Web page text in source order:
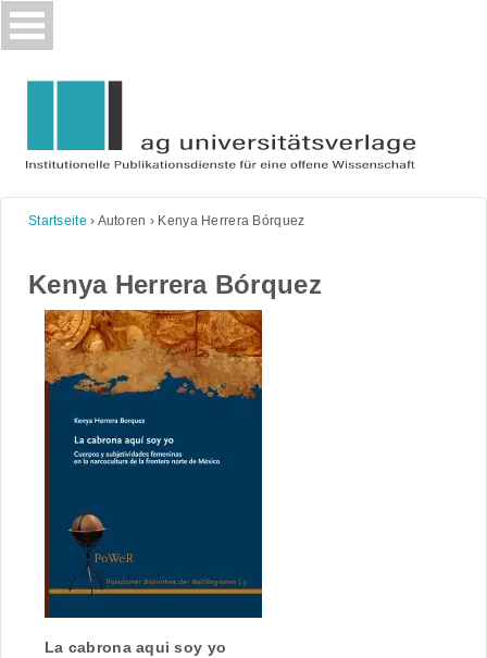
Skip
to
Startseite › Autoren › Kenya Herrera Bórquez
Kenya Herrera Bórquez
La cabrona aqui soy yo